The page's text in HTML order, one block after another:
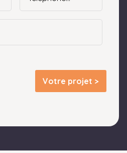
Votre projet >